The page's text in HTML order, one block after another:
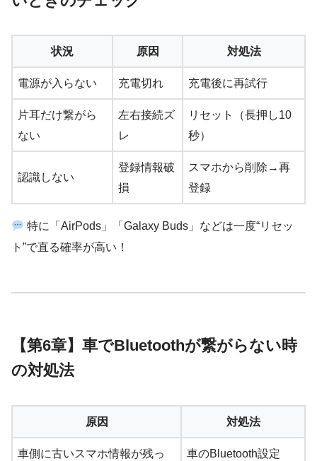
状況 原因 対処法
電源が入らない 充電切れ 充電後に再試行
片耳だけ繋がら
ない
左右接続ズ
レ
リセット（長押し10
秒）
認識しない
登録情報破
損
スマホから削除→再
登録
特に「AirPods」「Galaxy Buds」などは一度“リセッ
ト”で直る確率が高い！
【第6章】車でBluetoothが繋がらない時
の対処法
原因 対処法
車側に古いスマホ情報が残っ
車のBluetooth設定